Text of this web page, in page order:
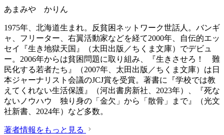
あまみや かりん
1975年、北海道生まれ。反貧困ネットワーク世話人。バンギ
ャ、フリーター、右翼活動家などを経て2000年、自伝的エッ
セイ『生き地獄天国』（太田出版／ちくま文庫）でデビュ
ー。2006年からは貧困問題に取り組み、『生きさせろ！ 難
民化する若者たち』（2007年、太田出版／ちくま文庫）は日
本ジャーナリスト会議のJCJ賞を受賞。著書に『学校では教
えてくれない生活保護』（‎河出書房新社、2023年）、『死な
ないノウハウ 独り身の「金欠」から「散骨」まで』（光文
社新書、2024年）など多数。
著者情報をもっと見る